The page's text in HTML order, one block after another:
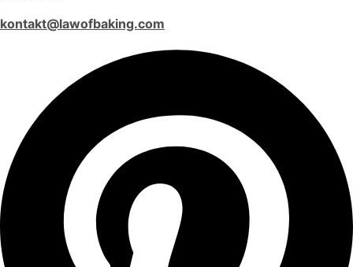
kontakt@lawofbaking.com